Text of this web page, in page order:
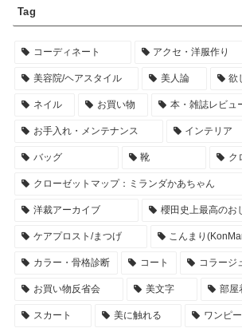
Tag
コーディネート アクセ・洋服作り
美容院/ヘアスタイル 美人論 欲
ネイル お買い物 本・雑誌レビュ
お手入れ・メンテナンス インテリア
バッグ 靴 ク
クローゼットマップ：ミランダかあちゃん
洋裁アーカイブ 櫻田史上最高のお
ケアプロスト/まつげ こんまり
カラー・骨格診断 コート コラージ
お買い物反省会 美文字 部屋
スカート 美に触れる ワンピ